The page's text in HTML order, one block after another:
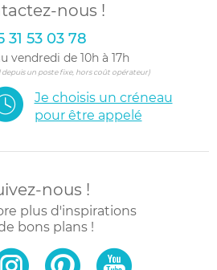
nous !
31 53 03 78
vendredi de 10h à 17h
depuis un poste fixe, hors coût opérateur)
Je choisis un créneau
pour être appelé
nous !
plus d'inspirations
bons plans !